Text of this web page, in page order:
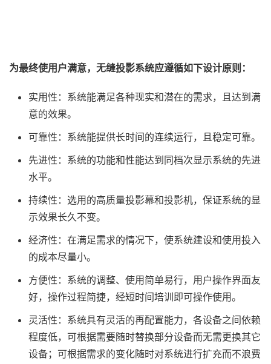
为最终使用户满意，无缝投影系统应遵循如下设计原则：
实用性：系统能满足各种现实和潜在的需求，且达到满
意的效果。
可靠性：系统能提供长时间的连续运行，且稳定可靠。
先进性：系统的功能和性能达到同档次显示系统的先进
水平。
持续性：选用的高质量投影幕和投影机，保证系统的显
示效果长久不变。
经济性：在满足需求的情况下，使系统建设和使用投入
的成本尽量小。
方便性：系统的调整、使用简单易行，用户操作界面友
好，操作过程简捷，经短时间培训即可操作使用。
灵活性：系统具有灵活的再配置能力，各设备之间依赖
程度低，可根据需要随时替换部分设备而无需更换其它
设备；可根据需求的变化随时对系统进行扩充而不浪费